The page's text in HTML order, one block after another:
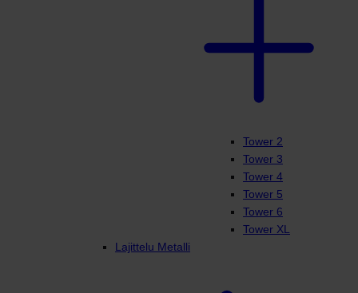
Tower 2
Tower 3
Tower 4
Tower 5
Tower 6
Tower XL
Lajittelu Metalli